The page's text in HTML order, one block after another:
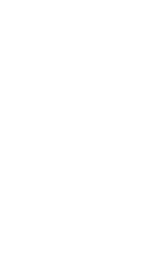
です。
ある商品です。
す予定はありません。